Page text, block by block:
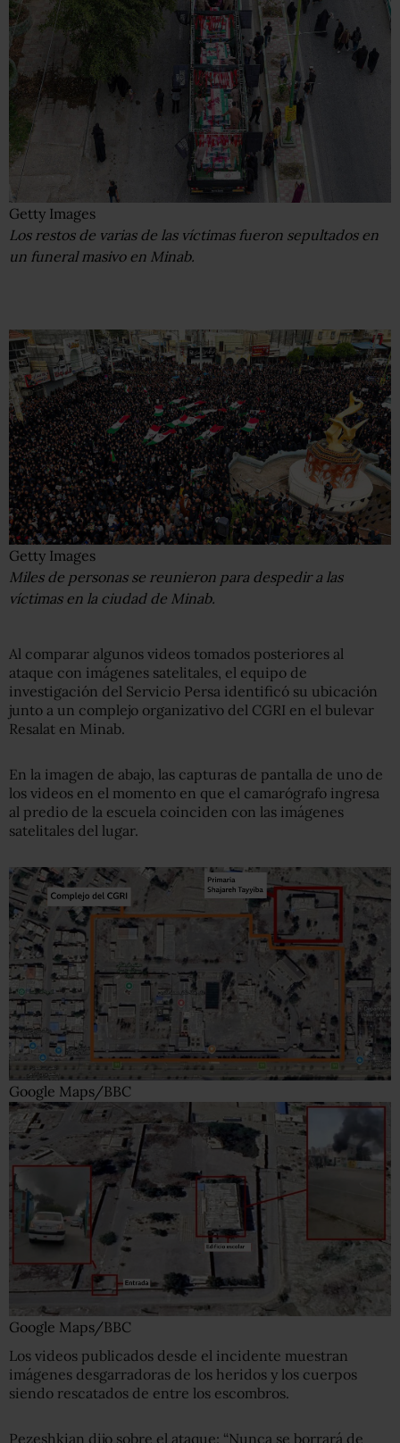
Getty Images
Los restos de varias de las víctimas fueron sepultados en
un funeral masivo en Minab.
Getty Images
Miles de personas se reunieron para despedir a las
víctimas en la ciudad de Minab.
Al comparar algunos videos tomados posteriores al
ataque con imágenes satelitales, el equipo de
investigación del Servicio Persa identificó su ubicación
junto a un complejo organizativo del CGRI en el bulevar
Resalat en Minab.
En la imagen de abajo, las capturas de pantalla de uno de
los videos en el momento en que el camarógrafo ingresa
al predio de la escuela coinciden con las imágenes
satelitales del lugar.
Google Maps/BBC
Google Maps/BBC
Los videos publicados desde el incidente muestran
imágenes desgarradoras de los heridos y los cuerpos
siendo rescatados de entre los escombros.
Pezeshkian dijo sobre el ataque: “Nunca se borrará de